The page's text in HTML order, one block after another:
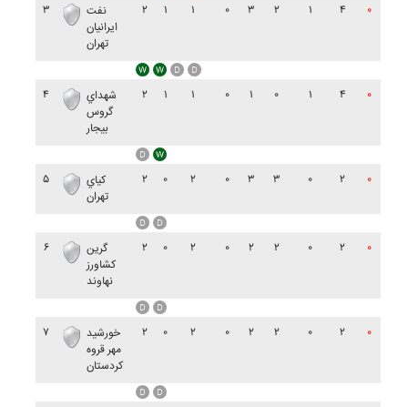
۳
نفت
ايرانيان
تهران
۲ ۱ ۱ ۰ ۳ ۲ ۱ ۴ ۰
۴
شهداي
گروس
بيجار
۲ ۱ ۱ ۰ ۱ ۰ ۱ ۴ ۰
۵
کياي
تهران
۲ ۰ ۲ ۰ ۳ ۳ ۰ ۲ ۰
۶
گرين
کشاورز
نهاوند
۲ ۰ ۲ ۰ ۲ ۲ ۰ ۲ ۰
۷
خورشيد
مهر قروه
کردستان
۲ ۰ ۲ ۰ ۲ ۲ ۰ ۲ ۰